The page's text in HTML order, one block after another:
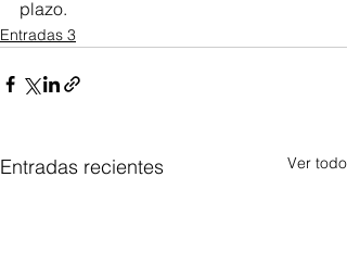
plazo.
Entradas 3
Entradas recientes Ver todo